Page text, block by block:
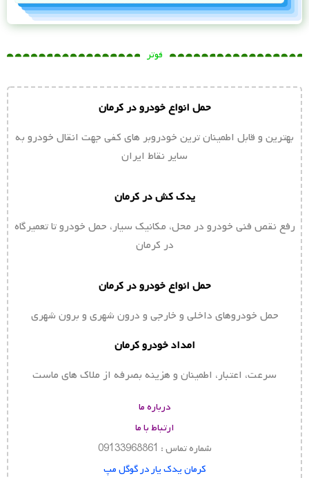
فوتر
حمل انواع خودرو در کرمان
بهترین و قابل اطمینان ترین خودروبر های کفی جهت انقال خودرو به
سایر نقاط ایران
یدک کش در کرمان
رفع نقص فنی خودرو در محل، مکانیک سیار، حمل خودرو تا تعمیرگاه
در کرمان
حمل انواع خودرو در کرمان
حمل خودروهای داخلی و خارجی و درون شهری و برون شهری
امداد خودرو کرمان
سرعت، اعتبار، اطمینان و هزینه بصرفه از ملاک های ماست
درباره ما
ارتباط با ما
شماره تماس : 09133968861
کرمان یدک یار در گوگل مپ